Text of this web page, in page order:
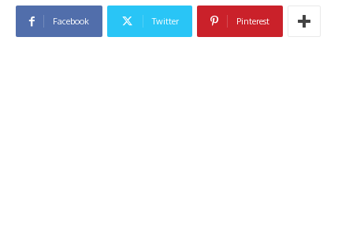
Facebook Twitter Pinterest